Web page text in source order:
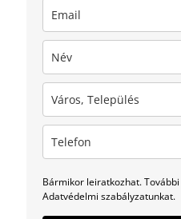
Bármikor leiratkozhat.
Adatvédelmi szabályzatunkat.